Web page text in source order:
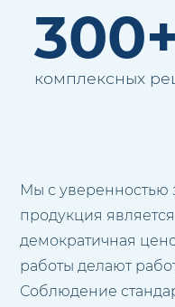
комплексных
Мы с уверенностью
продукция
демократичная
работы делают
Соблюдение